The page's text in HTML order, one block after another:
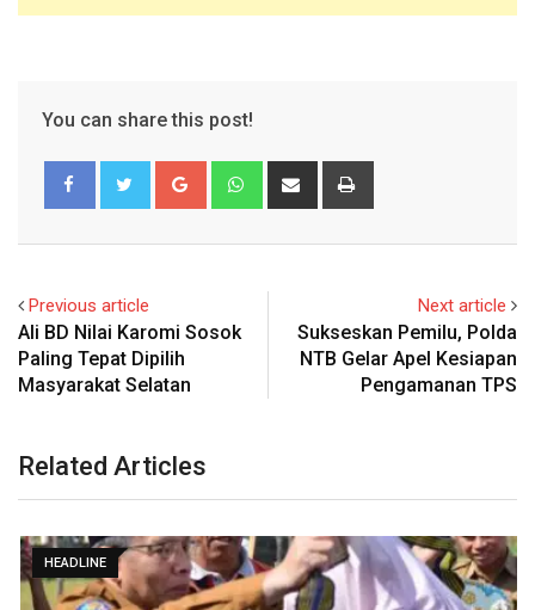
You can share this post!
Google+ WhatsappShare
Previous article
Ali BD Nilai Karomi Sosok
Paling Tepat Dipilih
Masyarakat Selatan
Next article
Sukseskan Pemilu, Polda
NTB Gelar Apel Kesiapan
Pengamanan TPS
Related Articles
HEADLINE